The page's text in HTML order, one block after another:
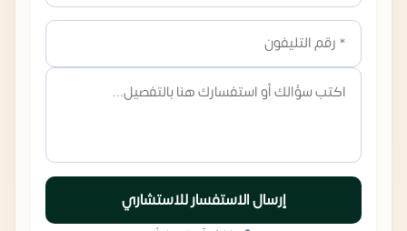
إرسال الاستفسار للاستشاري